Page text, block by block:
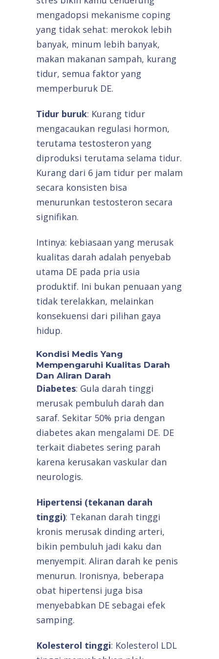
mengadopsi mekanisme coping
yang tidak sehat: merokok lebih
banyak, minum lebih banyak,
makan makanan sampah, kurang
tidur, semua faktor yang
memperburuk DE.
Tidur buruk: Kurang tidur
mengacaukan regulasi hormon,
terutama testosteron yang
diproduksi terutama selama tidur.
Kurang dari 6 jam tidur per malam
secara konsisten bisa
menurunkan testosteron secara
signifikan.
Intinya: kebiasaan yang merusak
kualitas darah adalah penyebab
utama DE pada pria usia
produktif. Ini bukan penuaan yang
tidak terelakkan, melainkan
konsekuensi dari pilihan gaya
hidup.
Kondisi Medis Yang
Mempengaruhi Kualitas Darah
Dan Aliran Darah
Diabetes: Gula darah tinggi
merusak pembuluh darah dan
saraf. Sekitar 50% pria dengan
diabetes akan mengalami DE. DE
terkait diabetes sering parah
karena kerusakan vaskular dan
neurologis.
Hipertensi (tekanan darah
tinggi): Tekanan darah tinggi
kronis merusak dinding arteri,
bikin pembuluh jadi kaku dan
menyempit. Aliran darah ke penis
menurun. Ironisnya, beberapa
obat hipertensi juga bisa
menyebabkan DE sebagai efek
samping.
Kolesterol tinggi: Kolesterol LDL